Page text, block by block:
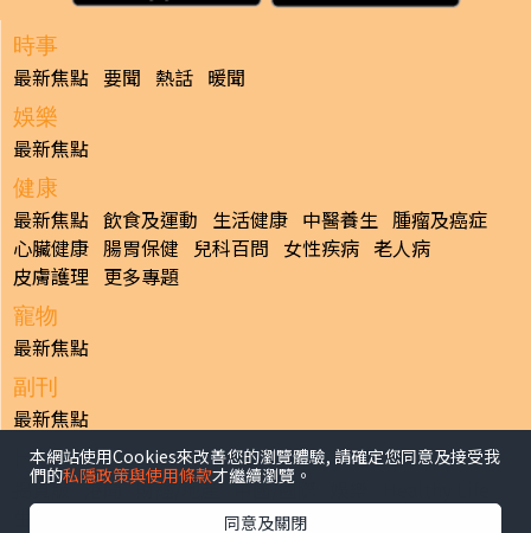
時事
最新焦點 要聞 熱話 暖聞
娛樂
最新焦點
健康
最新焦點 飲食及運動 生活健康 中醫養生 腫瘤及癌症
心臟健康 腸胃保健 兒科百問 女性疾病 老人病
皮膚護理 更多專題
寵物
最新焦點
副刊
最新焦點
日報
揭頁版 港聞 財經/地產 中國/國際
生活副刊
體育 專題/人物
本網站使用Cookies來改善您的瀏覽體驗, 請確定您同意及接受我
們的私隱政策與使用條款才繼續瀏覽。
同意及關閉